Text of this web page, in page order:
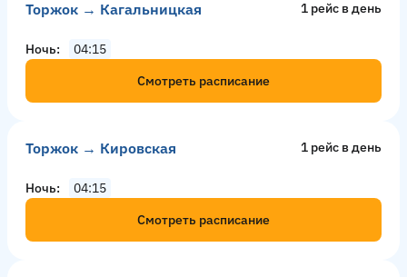
Торжок → Кагальницкая 1 рейс в день
Ночь
04:15
Смотреть расписание
Торжок → Кировская 1 рейс в день
Ночь
04:15
Смотреть расписание